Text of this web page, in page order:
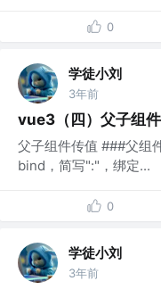
0
学徒小刘
3年前
vue3（四）父子组
父子组件传值 ###父组
bind，简写":"，绑定...
0
学徒小刘
3年前